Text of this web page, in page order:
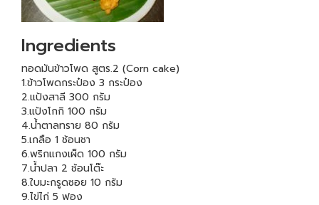
Ingredients
ทอดมันข้าวโพด สูตร.2 (Corn cake)
1.ข้าวโพดกระป๋อง 3 กระป๋อง
2.แป้งสาลี 300 กรัม
3.แป้งโกกิ 100 กรัม
4.น้ำตาลทราย 80 กรัม
5.เกลือ 1 ช้อนชา
6.พริกแกงเผ็ด 100 กรัม
7.น้ำปลา 2 ช้อนโต๊ะ
8.ใบมะกรูดซอย 10 กรัม
9.ไข่ไก่ 5 ฟอง